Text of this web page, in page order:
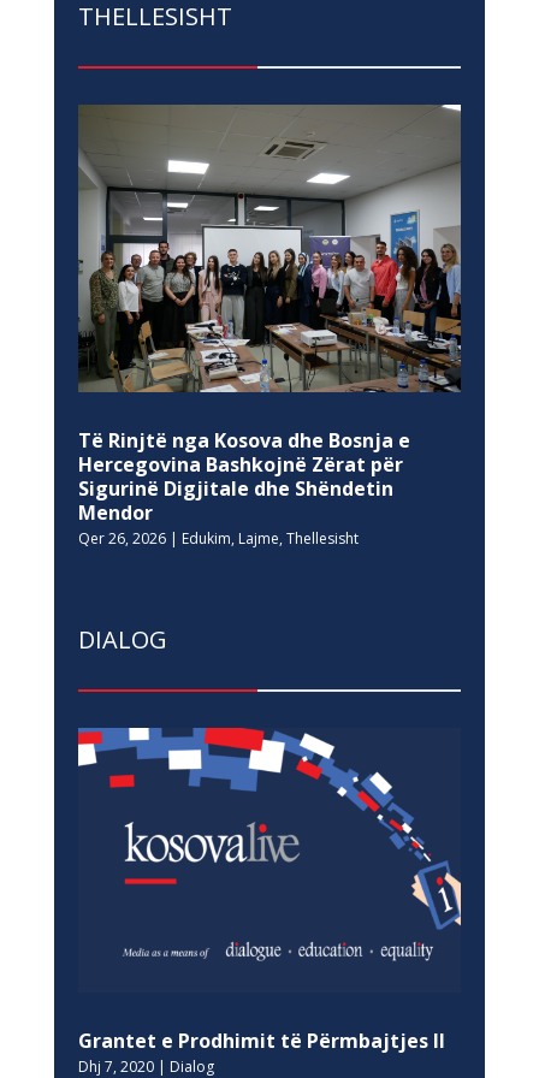
THELLESISHT
Të Rinjtë nga Kosova dhe Bosnja e
Hercegovina Bashkojnë Zërat për
Sigurinë Digjitale dhe Shëndetin
Mendor
Qer 26, 2026| Edukim, Lajme, Thellesisht
DIALOG
Grantet e Prodhimit të Përmbajtjes II
Dhj 7, 2020| Dialog